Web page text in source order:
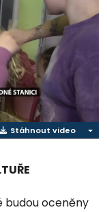
Stáhnout video
budou oceněny